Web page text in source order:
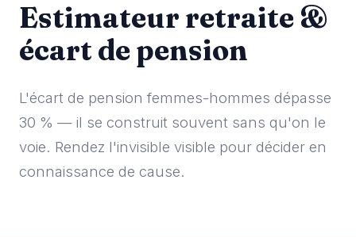
Estimateur retraite &
écart de pension
L'écart de pension femmes-hommes dépasse
30 % — il se construit souvent sans qu'on le
voie. Rendez l'invisible visible pour décider en
connaissance de cause.